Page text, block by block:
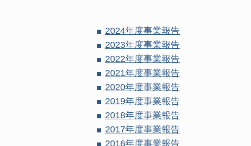
2024年度事業報告
2023年度事業報告
2022年度事業報告
2021年度事業報告
2020年度事業報告
2019年度事業報告
2018年度事業報告
2017年度事業報告
2016年度事業報告